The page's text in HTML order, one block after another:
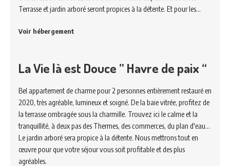
Terrasse et jardin arboré seront propices à la détente. Et pour les…
Voir hébergement
La Vie là est Douce ” Havre de paix “
Bel appartement de charme pour 2 personnes entièrement restauré en
2020, très agréable, lumineux et soigné. De la baie vitrée, profitez de
la terrasse ombragée sous la charmille. Trouvez ici le calme et la
tranquillité, à deux pas des Thermes, des commerces, du plan d'eau...
Le jardin arboré sera propice à la détente. Nous mettrons tout en
œuvre pour que votre séjour vous soit profitable et des plus
agréables.